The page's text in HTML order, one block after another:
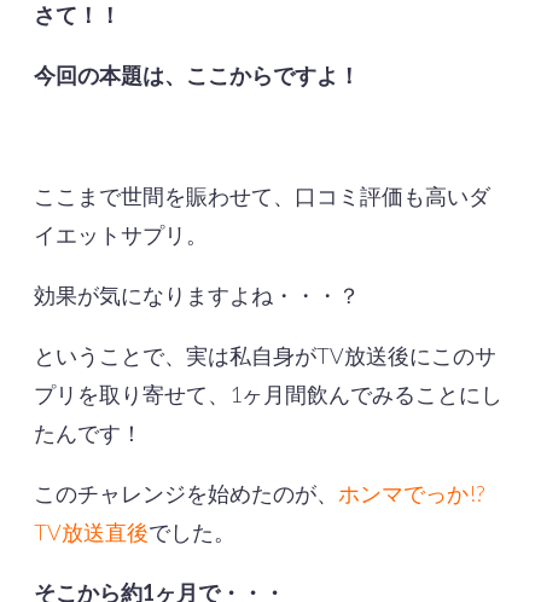
さて！！
今回の本題は、ここからですよ！
ここまで世間を賑わせて、口コミ評価も高いダ
イエットサプリ。
効果が気になりますよね・・・？
ということで、実は私自身がTV放送後にこのサ
プリを取り寄せて、1ヶ月間飲んでみることにし
たんです！
このチャレンジを始めたのが、 ホンマでっか!?
TV放送直後でした。
そこから約1ヶ月で・・・